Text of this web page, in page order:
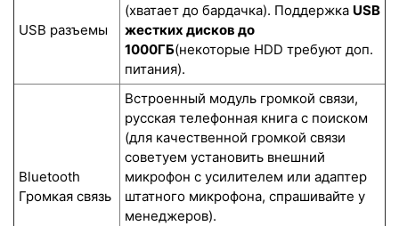
USB разъемы
(хватает до бардачка). Поддержка USB
жестких дисков до
1000ГБ(некоторые HDD требуют доп.
питания).
Bluetooth
Громкая связь
Встроенный модуль громкой связи,
русская телефонная книга с поиском
(для качественной громкой связи
советуем установить внешний
микрофон с усилителем или адаптер
штатного микрофона, спрашивайте у
менеджеров).